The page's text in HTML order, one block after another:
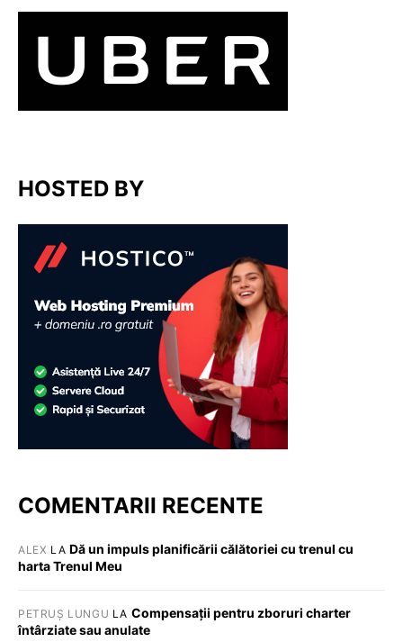
HOSTED BY
COMENTARII RECENTE
ALEX LA Dă un impuls planificării călătoriei cu trenul cu
harta Trenul Meu
PETRUȘ LUNGU LA Compensații pentru zboruri charter
întârziate sau anulate